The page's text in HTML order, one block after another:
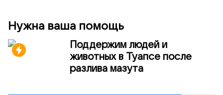
счастливую взрослую жизнь!
Нужна ваша помощь
Поддержим людей и
животных в Туапсе после
разлива мазута